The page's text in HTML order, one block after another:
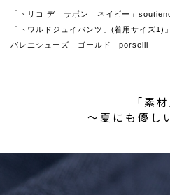
「トリコ デ サボン ネイビー」
「トワルドジュイパンツ」(着用サイズ
バレエシューズ ゴールド porselli
「素材
〜夏にも優し